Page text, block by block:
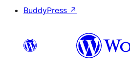
BuddyPress ↗